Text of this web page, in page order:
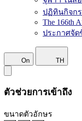
ปฏิทินกิจก
The 166th
ประกาศจัด
On TH
ตัวช่วยการเข้าถึง
ขนาดตัวอักษร